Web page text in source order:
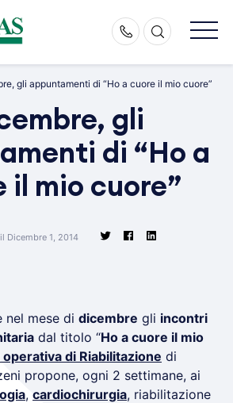
gli appuntamenti di “Ho a cuore il mio cuore”
gli
di “Ho a
il mio cuore”
Dicembre 1, 2014
nel mese di dicembre gli incontri
dal titolo “Ho a cuore il mio
operativa di Riabilitazione di
propone, ogni 2 settimane, ai
, cardiochirurgia, riabilitazione